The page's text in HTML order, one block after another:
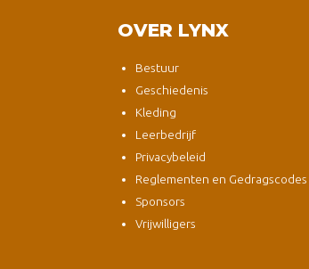
OVER LYNX
Bestuur
Geschiedenis
Kleding
Leerbedrijf
Privacybeleid
Reglementen en Gedragscodes
Sponsors
Vrijwilligers